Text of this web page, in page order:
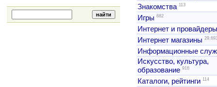
Знакомства 113
Игры 682
Интернет и провайдеры
Интернет магазины
Информационные
Искусство, культура,
образование 916
Каталоги, рейтинги 114